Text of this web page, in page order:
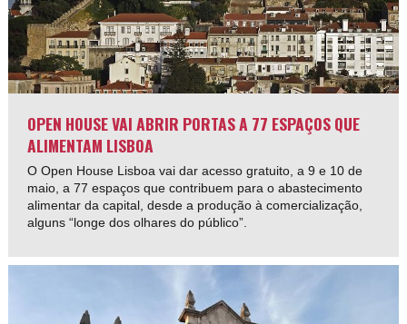
OPEN HOUSE VAI ABRIR PORTAS A 77 ESPAÇOS QUE
ALIMENTAM LISBOA
O Open House Lisboa vai dar acesso gratuito, a 9 e 10 de
maio, a 77 espaços que contribuem para o abastecimento
alimentar da capital, desde a produção à comercialização,
alguns “longe dos olhares do público”.